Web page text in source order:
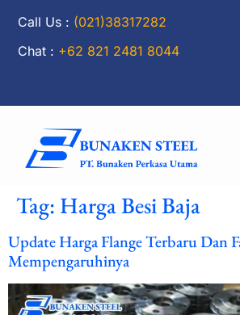
Call Us : (021)38317282
Chat : +62 821 2481 8044
Tag: Harga Besi Baja
Update Harga Flange Terbaru Dan
Mempengaruhinya